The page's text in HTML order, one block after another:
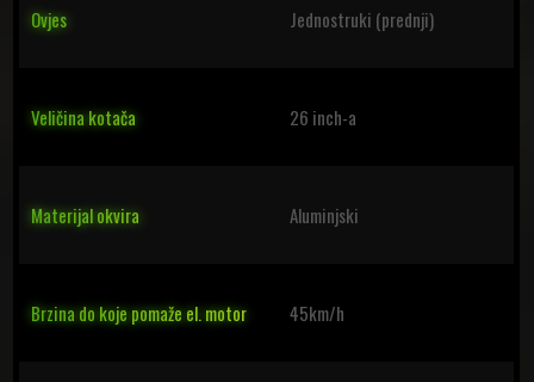
Ovjes Jednostruki (prednji)
Veličina kotača 26 inch-a
Materijal okvira Aluminjski
Brzina do koje pomaže el. motor 45km/h